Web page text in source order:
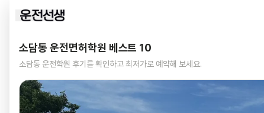
소담동 운전면허학원 베스트 10
소담동 운전학원 후기를 확인하고 최저가로 예약해 보세요.